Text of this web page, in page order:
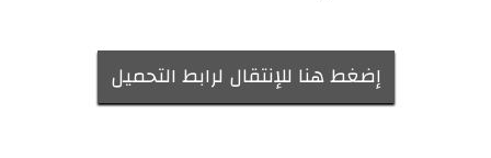
إضغط هنا للإنتقال لرابط التحميل